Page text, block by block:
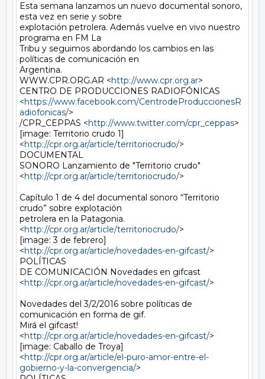
Esta semana lanzamos un nuevo documental sonoro,
esta vez en serie y sobre
explotación petrolera. Además vuelve en vivo nuestro
programa en FM La
Tribu y seguimos abordando los cambios en las
políticas de comunicación en
Argentina.
WWW.CPR.ORG.AR <http://www.cpr.org.ar>
CENTRO DE PRODUCCIONES RADIOFÓNICAS
<https://www.facebook.com/CentrodeProduccionesR
adiofonicas/>
/CPR_CEPPAS <http://www.twitter.com/cpr_ceppas>
[image: Territorio crudo 1]
<http://cpr.org.ar/article/territoriocrudo/>
DOCUMENTAL
SONORO Lanzamiento de "Territorio crudo"
<http://cpr.org.ar/article/territoriocrudo/>
Capítulo 1 de 4 del documental sonoro “Territorio
crudo” sobre explotación
petrolera en la Patagonia.
<http://cpr.org.ar/article/territoriocrudo/>
[image: 3 de febrero]
<http://cpr.org.ar/article/novedades-en-gifcast/>
POLÍTICAS
DE COMUNICACIÓN Novedades en gifcast
<http://cpr.org.ar/article/novedades-en-gifcast/>
Novedades del 3/2/2016 sobre políticas de
comunicación en forma de gif.
Mirá el gifcast!
<http://cpr.org.ar/article/novedades-en-gifcast/>
[image: Caballo de Troya]
<http://cpr.org.ar/article/el-puro-amor-entre-el-
gobierno-y-la-convergencia/>